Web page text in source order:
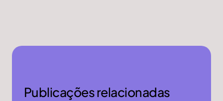
Publicações relacionadas